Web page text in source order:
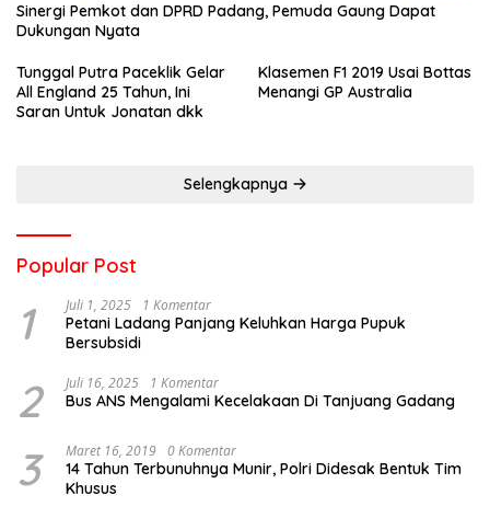
Sinergi Pemkot dan DPRD Padang, Pemuda Gaung Dapat
Dukungan Nyata
Tunggal Putra Paceklik Gelar
All England 25 Tahun, Ini
Saran Untuk Jonatan dkk
Klasemen F1 2019 Usai Bottas
Menangi GP Australia
Selengkapnya
Popular Post
1 Juli 1, 2025 1 Komentar
Petani Ladang Panjang Keluhkan Harga Pupuk
Bersubsidi
2 Juli 16, 2025 1 Komentar
Bus ANS Mengalami Kecelakaan Di Tanjuang Gadang
3 Maret 16, 2019 0 Komentar
14 Tahun Terbunuhnya Munir, Polri Didesak Bentuk Tim
Khusus